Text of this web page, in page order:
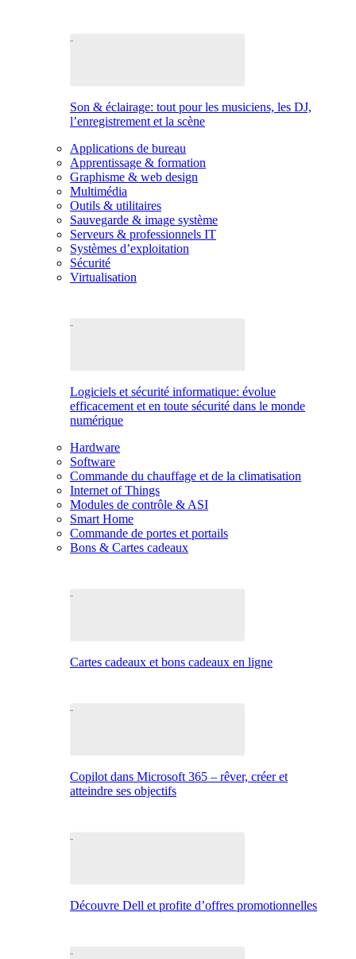
Son & éclairage: tout pour les musiciens, les DJ,
l’enregistrement et la scène
Applications de bureau
Apprentissage & formation
Graphisme & web design
Multimédia
Outils & utilitaires
Sauvegarde & image système
Serveurs & professionnels IT
Systèmes d’exploitation
Sécurité
Virtualisation
Logiciels et sécurité informatique: évolue
efficacement et en toute sécurité dans le monde
numérique
Hardware
Software
Commande du chauffage et de la climatisation
Internet of Things
Modules de contrôle & ASI
Smart Home
Commande de portes et portails
Bons & Cartes cadeaux
Cartes cadeaux et bons cadeaux en ligne
Copilot dans Microsoft 365 – rêver, créer et
atteindre ses objectifs
Découvre Dell et profite d’offres promotionnelles